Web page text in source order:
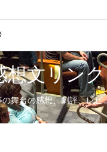
想文リンク
舞台の感想、劇評、レ